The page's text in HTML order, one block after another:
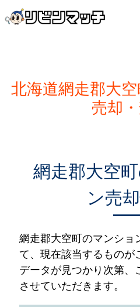
北海道網走郡大
売却
網走郡大空
ン売
網走郡大空町のマンショ
て、現在該当するものが
データが見つかり次第、
させていただきます。